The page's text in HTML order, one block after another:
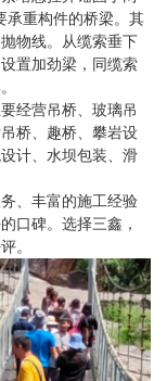
承重构件的桥梁。其
物线。从缆索垂下
置加劲梁，同缆索
经营吊桥、玻璃吊
桥、趣桥、攀岩设
计、水坝包装、滑
、丰富的施工经验
口碑。选择三鑫，
。